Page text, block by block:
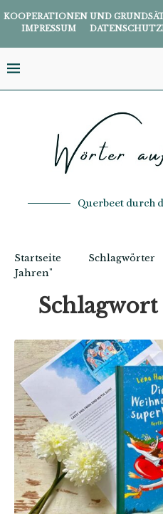
KOOPERATIONEN UND
IMPRESSUM
Querbeet durch
Startseite Schlagwörter
Jahren"
Schlagwort